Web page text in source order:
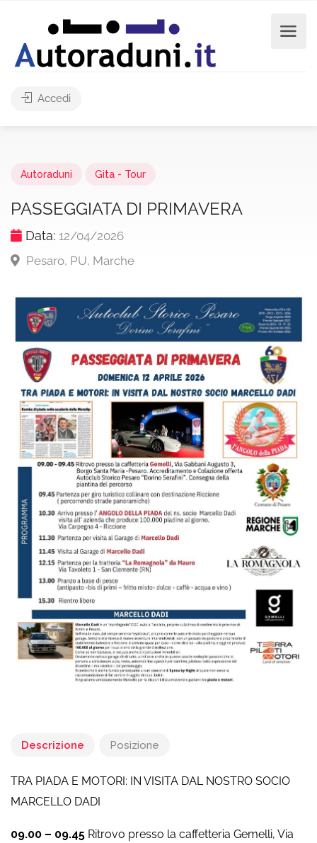
Accedi
Autoraduni Gita - Tour
PASSEGGIATA DI PRIMAVERA
Data: 12/04/2026
Pesaro, PU, Marche
Descrizione Posizione
TRA PIADA E MOTORI: IN VISITA DAL NOSTRO SOCIO
MARCELLO DADI
09.00 – 09.45 Ritrovo presso la caffetteria Gemelli, Via